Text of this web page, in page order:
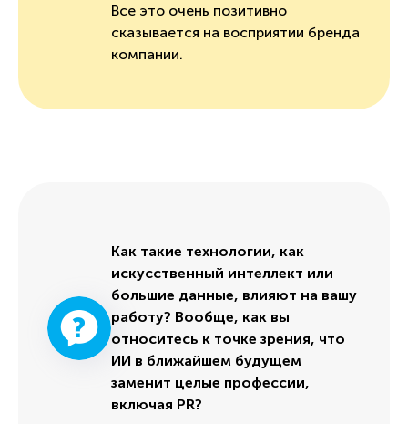
Все это очень позитивно
сказывается на восприятии бренда
компании.
Как такие технологии, как
искусственный интеллект или
большие данные, влияют на вашу
работу? Вообще, как вы
относитесь к точке зрения, что
ИИ в ближайшем будущем
заменит целые профессии,
включая PR?